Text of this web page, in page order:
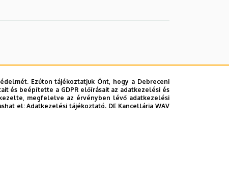
Ezúton tájékoztatjuk Önt, hogy a Debreceni
és beépítette a GDPR előírásait az adatkezelési és
megfelelve az érvényben lévő adatkezelési
el:Adatkezelési tájékoztató. DE Kancellária WAV